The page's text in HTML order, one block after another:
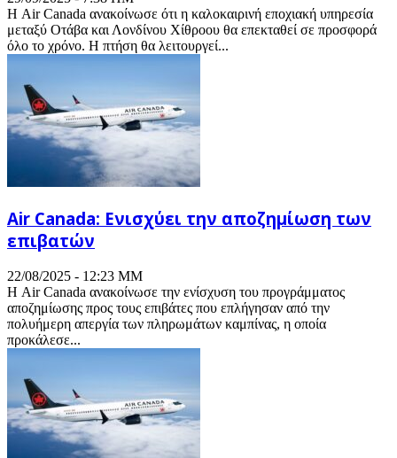
Η Air Canada ανακοίνωσε ότι η καλοκαιρινή εποχιακή υπηρεσία
μεταξύ Οτάβα και Λονδίνου Χίθροου θα επεκταθεί σε προσφορά
όλο το χρόνο. Η πτήση θα λειτουργεί...
Air Canada: Ενισχύει την αποζημίωση των
επιβατών
22/08/2025 - 12:23 ΜΜ
Η Air Canada ανακοίνωσε την ενίσχυση του προγράμματος
αποζημίωσης προς τους επιβάτες που επλήγησαν από την
πολυήμερη απεργία των πληρωμάτων καμπίνας, η οποία
προκάλεσε...